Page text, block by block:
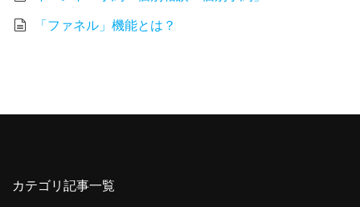
「ファネル」機能とは？
カテゴリ記事一覧